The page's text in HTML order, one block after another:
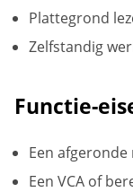
Plattegrond
Zelfstandig
Functie-
Een
Een VCA of